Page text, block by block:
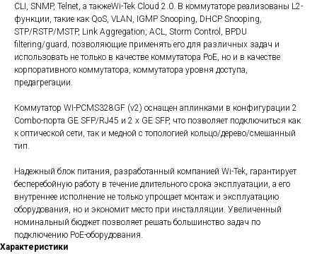
CLI, SNMP, Telnet, а такжеWi-Tek Cloud 2.0. В коммутаторе реализованы L2-
функции, такие как QoS, VLAN, IGMP Snooping, DHCP Snooping,
STP/RSTP/MSTP, Link Aggregation, ACL, Storm Control, BPDU
filtering/guard, позволяющие применять его для различных задач и
использовать не только в качестве коммутатора PoE, но и в качестве
корпоративного коммутатора, коммутатора уровня доступа,
предагрегации.
Коммутатор WI-PCMS328GF (v2) оснащен аплинками в конфигурации 2
Combo-порта GE SFP/RJ45 и 2 x GE SFP, что позволяет подключиться как
к оптической сети, так и медной с топологией кольцо/дерево/смешанный
тип.
Надежный блок питания, разработанный компанией Wi-Tek, гарантирует
бесперебойную работу в течение длительного срока эксплуатации, а его
внутреннее исполнение не только упрощает монтаж и эксплуатацию
оборудования, но и экономит место при инсталляции. Увеличенный
номинальный бюджет позволяет решать большинство задач по
подключению PoE-оборудования.
Характеристики